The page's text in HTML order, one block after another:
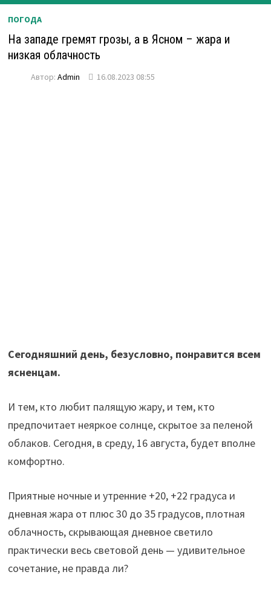
ПОГОДА
На западе гремят грозы, а в Ясном – жара и
низкая облачность
Автор: Admin 16.08.2023 08:55
Сегодняшний день, безусловно, понравится всем
ясненцам.
И тем, кто любит палящую жару, и тем, кто
предпочитает неяркое солнце, скрытое за пеленой
облаков. Сегодня, в среду, 16 августа, будет вполне
комфортно.
Приятные ночные и утренние +20, +22 градуса и
дневная жара от плюс 30 до 35 градусов, плотная
облачность, скрывающая дневное светило
практически весь световой день — удивительное
сочетание, не правда ли?